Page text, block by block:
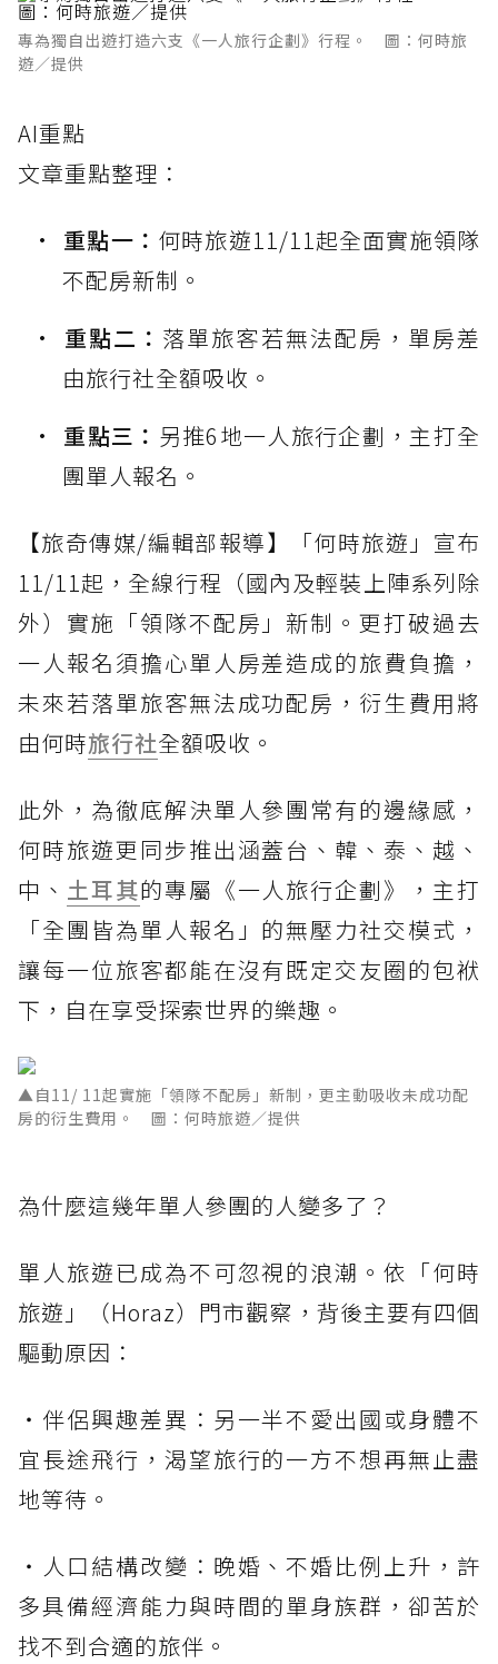
專為獨自出遊打造六支《一人旅行企劃》行程。 圖：何時旅
遊／提供
AI重點
文章重點整理：
重點一： 何時旅遊11/11起全面實施領隊
不配房新制。
重點二： 落單旅客若無法配房，單房差
由旅行社全額吸收。
重點三： 另推6地一人旅行企劃，主打全
團單人報名。
【旅奇傳媒/編輯部報導】「何時旅遊」宣布
11/11起，全線行程（國內及輕裝上陣系列除
外）實施「領隊不配房」新制。更打破過去
一人報名須擔心單人房差造成的旅費負擔，
未來若落單旅客無法成功配房，衍生費用將
由何時旅行社全額吸收。
此外，為徹底解決單人參團常有的邊緣感，
何時旅遊更同步推出涵蓋台、韓、泰、越、
中、 土耳其的專屬《一人旅行企劃》，主打
「全團皆為單人報名」的無壓力社交模式，
讓每一位旅客都能在沒有既定交友圈的包袱
下，自在享受探索世界的樂趣。
▲自11/ 11起實施「領隊不配房」新制，更主動吸收未成功配
房的衍生費用。 圖：何時旅遊／提供
為什麼這幾年單人參團的人變多了？
單人旅遊已成為不可忽視的浪潮。依「何時
旅遊」（Horaz）門市觀察，背後主要有四個
驅動原因：
・伴侶興趣差異：另一半不愛出國或身體不
宜長途飛行，渴望旅行的一方不想再無止盡
地等待。
・人口結構改變：晚婚、不婚比例上升，許
多具備經濟能力與時間的單身族群，卻苦於
找不到合適的旅伴。